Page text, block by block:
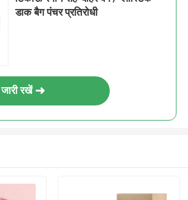
डाक बैग पंचर प्रतिरोधी
जारी रखें